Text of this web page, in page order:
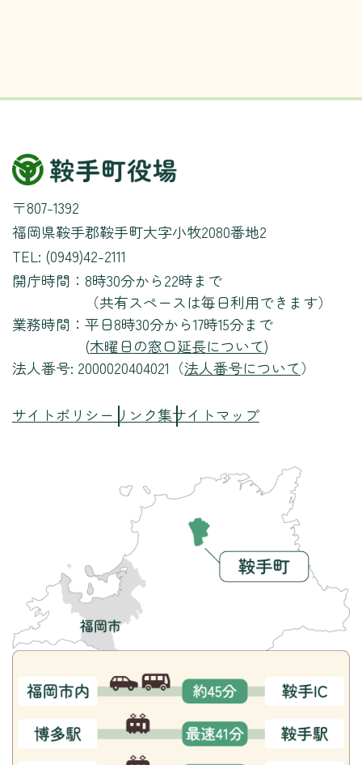
〒807-1392
福岡県鞍手郡鞍手町大字小牧2080番地2
TEL: (0949)42-2111
開庁時間： 8時30分から22時まで
（共有スペースは毎日利用できます）
業務時間： 平日8時30分から17時15分まで
(木曜日の窓口延長について)
法人番号: 2000020404021（法人番号について）
サイトポリシー リンク集サイトマップ